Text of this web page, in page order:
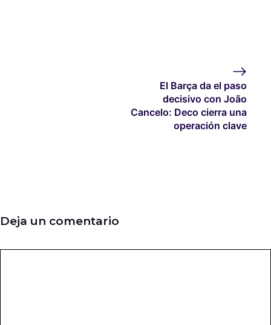
El Barça da el paso
decisivo con João
Cancelo: Deco cierra una
operación clave
Deja un comentario